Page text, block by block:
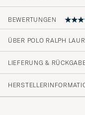
BEWERTUNGEN
Normal i
ROLF SVEN
GEKAUFT AM
ÜBER POLO RALPH
LIEFERUNG &